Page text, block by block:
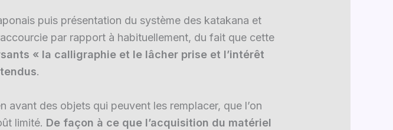
puis présentation du système des katakana et
par rapport à habituellement, du fait que cette
« la calligraphie et le lâcher prise et l’intérêt
.
avant des objets qui peuvent les remplacer, que l’on
limité. De façon à ce que l’acquisition du matériel